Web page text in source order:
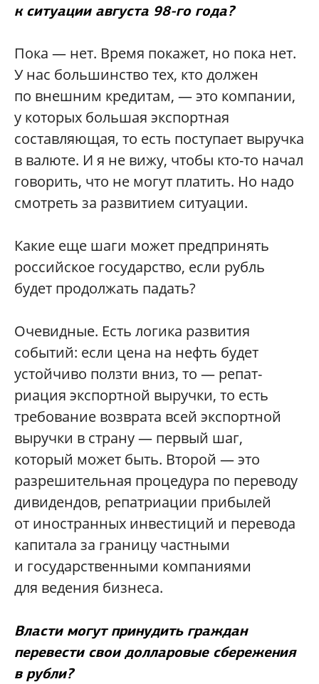
к ситуации августа 98-го года?
Пока — нет. Время покажет, но пока нет.
У нас большинство тех, кто должен
по внешним кредитам, — это компании,
у которых большая экспортная
составляющая, то есть поступает выручка
в валюте. И я не вижу, чтобы кто-то начал
говорить, что не могут платить. Но надо
смотреть за развитием ситуации.
Какие еще шаги может предпринять
российское государство, если рубль
будет продолжать падать?
Очевидные. Есть логика развития
событий: если цена на нефть будет
устойчиво ползти вниз, то — репат-
риация экспортной выручки, то есть
требование возврата всей экспортной
выручки в страну — первый шаг,
который может быть. Второй — это
разрешительная процедура по переводу
дивидендов, репатриации прибылей
от иностранных инвестиций и перевода
капитала за границу частными
и государственными компаниями
для ведения бизнеса.
Власти могут принудить граждан
перевести свои долларовые сбережения
в рубли?